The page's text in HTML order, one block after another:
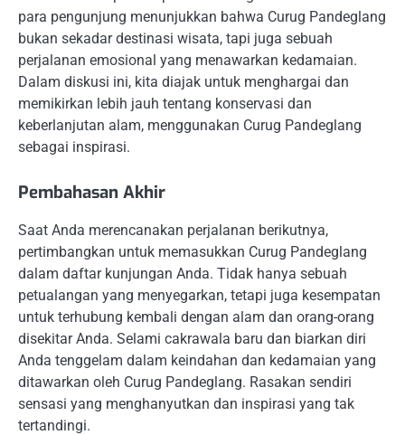
para pengunjung menunjukkan bahwa Curug Pandeglang
bukan sekadar destinasi wisata, tapi juga sebuah
perjalanan emosional yang menawarkan kedamaian.
Dalam diskusi ini, kita diajak untuk menghargai dan
memikirkan lebih jauh tentang konservasi dan
keberlanjutan alam, menggunakan Curug Pandeglang
sebagai inspirasi.
Pembahasan Akhir
Saat Anda merencanakan perjalanan berikutnya,
pertimbangkan untuk memasukkan Curug Pandeglang
dalam daftar kunjungan Anda. Tidak hanya sebuah
petualangan yang menyegarkan, tetapi juga kesempatan
untuk terhubung kembali dengan alam dan orang-orang
disekitar Anda. Selami cakrawala baru dan biarkan diri
Anda tenggelam dalam keindahan dan kedamaian yang
ditawarkan oleh Curug Pandeglang. Rasakan sendiri
sensasi yang menghanyutkan dan inspirasi yang tak
tertandingi.